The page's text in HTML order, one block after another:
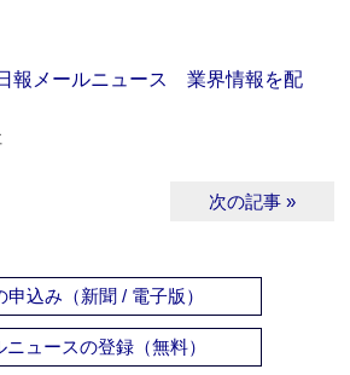
報メールニュース 業界情報を配
次の記事 »
申込み（新聞 / 電子版）
ニュースの登録（無料）